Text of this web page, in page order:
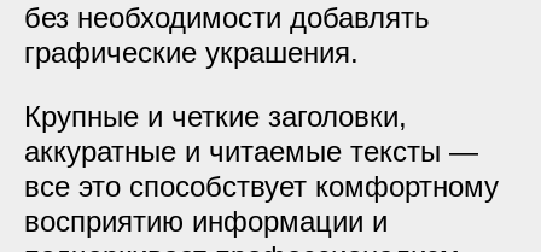
без необходимости добавлять
графические украшения.
Крупные и четкие заголовки,
аккуратные и читаемые тексты —
все это способствует комфортному
восприятию информации и